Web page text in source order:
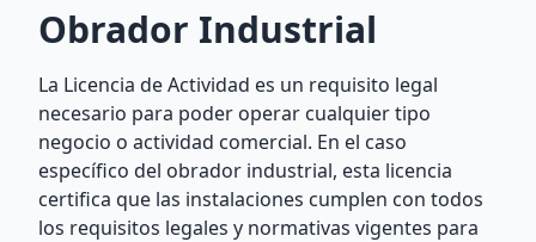
Obrador Industrial
La Licencia de Actividad es un requisito legal
necesario para poder operar cualquier tipo
negocio o actividad comercial. En el caso
específico del obrador industrial, esta licencia
certifica que las instalaciones cumplen con todos
los requisitos legales y normativas vigentes para